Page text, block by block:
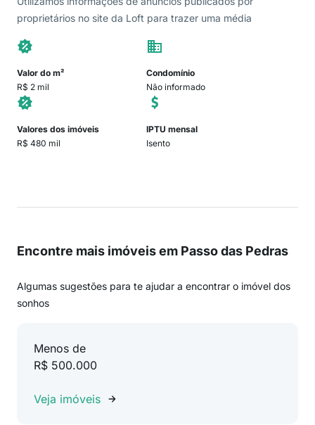
proprietários no site da Loft para trazer uma média
Valor do m²
R$ 2 mil
Condomínio
Não informado
Valores dos imóveis
R$ 480 mil
IPTU mensal
Isento
Encontre mais imóveis em Passo das Pedras
Algumas sugestões para te ajudar a encontrar o imóvel dos
sonhos
Menos de
R$ 500.000
Veja imóveis